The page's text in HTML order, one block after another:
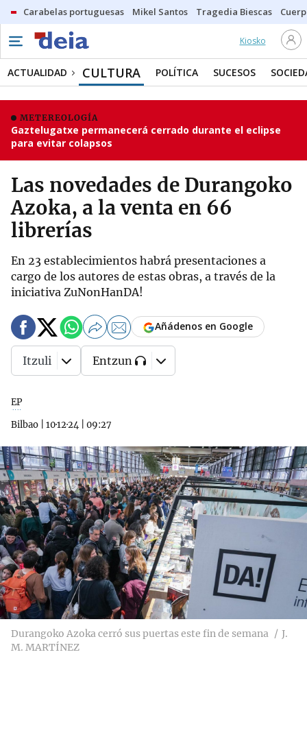
Carabelas portuguesas Mikel Santos Tragedia Biescas
Kiosko
ACTUALIDAD CULTURA POLÍTICA SUCESOS
METEREOLOGÍA
Gaztelugatxe permanecerá cerrado durante el eclipse
para evitar colapsos
Las novedades de Durangoko
Azoka, a la venta en 66
librerías
En 23 establecimientos habrá presentaciones a
cargo de los autores de estas obras, a través de la
iniciativa ZuNonHanDA!
EP
Bilbao
10·12·24 09:27
Añádenos en Google
Itzuli Entzun
Durangoko Azoka cerró sus puertas este fin de semana
J.
M. MARTÍNEZ